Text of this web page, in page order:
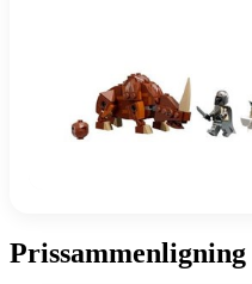
Prissammenligning